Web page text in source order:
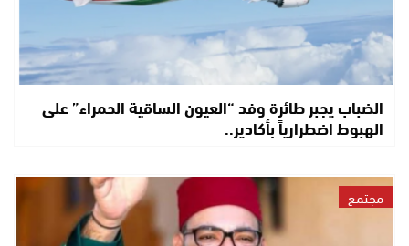
الضباب يجبر طائرة وفد “العيون الساقية الحمراء” على
الهبوط اضطرارياً بأكادير..
مجتمع